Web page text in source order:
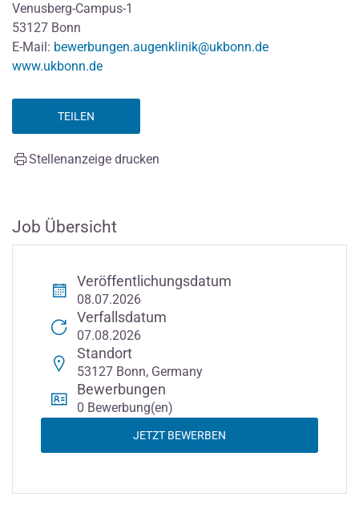
Venusberg-Campus-1
53127 Bonn
E-Mail: bewerbungen.augenklinik@ukbonn.de
www.ukbonn.de
TEILEN
Stellenanzeige drucken
Job Übersicht
Veröffentlichungsdatum
08.07.2026
Verfallsdatum
07.08.2026
Standort
53127 Bonn, Germany
Bewerbungen
0 Bewerbung(en)
JETZT BEWERBEN